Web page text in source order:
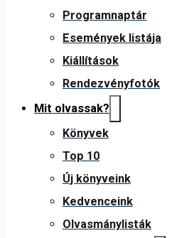
Programnaptár
Események listája
Kiállítások
Rendezvényfotók
Mit olvassak?
Könyvek
Top 10
Új könyveink
Kedvenceink
Olvasmánylisták